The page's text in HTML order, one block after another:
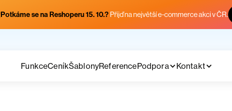
Potkáme se na Reshoperu 15. 10.? Přijď na největší e-commerce akci v ČR.
FunkceCeníkŠablonyReferencePodpora Kontakt